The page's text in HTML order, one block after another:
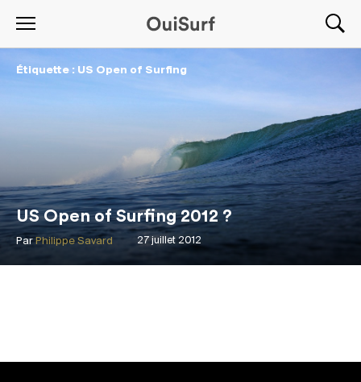
Étiquette : US Open of Surfing
US Open of Surfing 2012 ?
27 juillet 2012
Par Philippe Savard